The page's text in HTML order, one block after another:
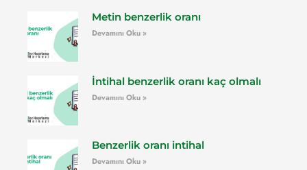
Metin benzerlik oranı
Devamını Oku »
İntihal benzerlik oranı kaç olmalı
Devamını Oku »
Benzerlik oranı intihal
Devamını Oku »